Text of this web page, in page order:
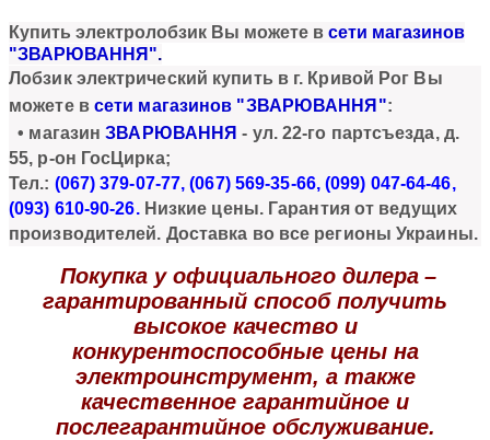
Купить электролобзик Вы можете в сети магазинов
"ЗВАРЮВАННЯ".
Лобзик электрический купить в г. Кривой Рог Вы
можете всети магазинов "ЗВАРЮВАННЯ":
• магазинЗВАРЮВАННЯ - ул. 22-го партсъезда, д.
55, р-он ГосЦирка;
Тел.: (067) 379-07-77, (067) 569-35-66, (099) 047-64-46,
(093) 610-90-26. Низкие цены. Гарантия от ведущих
производителей. Доставка во все регионы Украины.
Покупка у официального дилера –
гарантированный способ получить
высокое качество и
конкурентоспособные цены на
электроинструмент, а также
качественное гарантийное и
послегарантийное обслуживание.